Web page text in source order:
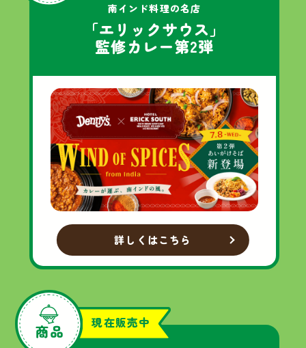
南インド料理の名店
「エリックサウス」
監修カレー第2弾
詳しくはこちら
現在販売中